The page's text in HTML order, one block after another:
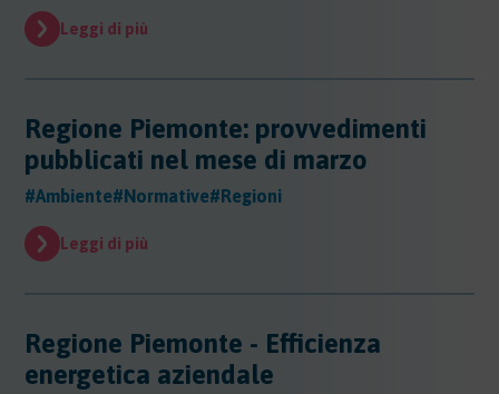
Leggi di più
Regione Piemonte: provvedimenti
pubblicati nel mese di marzo
#Ambiente#Normative#Regioni
Leggi di più
Regione Piemonte - Efficienza
energetica aziendale